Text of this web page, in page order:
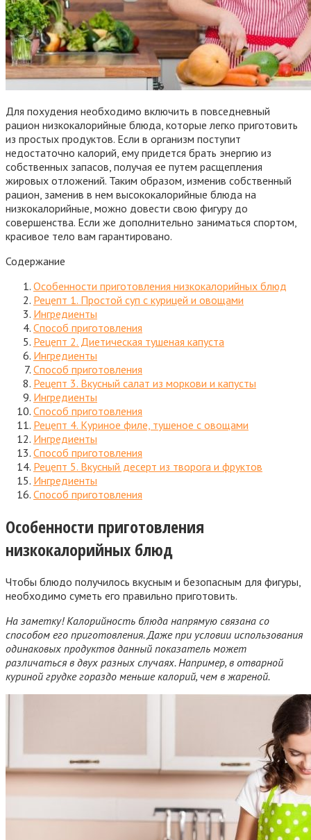
Для похудения необходимо включить в повседневный
рацион низкокалорийные блюда, которые легко приготовить
из простых продуктов. Если в организм поступит
недостаточно калорий, ему придется брать энергию из
собственных запасов, получая ее путем расщепления
жировых отложений. Таким образом, изменив собственный
рацион, заменив в нем высококалорийные блюда на
низкокалорийные, можно довести свою фигуру до
совершенства. Если же дополнительно заниматься спортом,
красивое тело вам гарантировано.
Содержание
Особенности приготовления низкокалорийных блюд
Рецепт 1. Простой суп с курицей и овощами
Ингредиенты
Способ приготовления
Рецепт 2. Диетическая тушеная капуста
Ингредиенты
Способ приготовления
Рецепт 3. Вкусный салат из моркови и капусты
Ингредиенты
Способ приготовления
Рецепт 4. Куриное филе, тушеное с овощами
Ингредиенты
Способ приготовления
Рецепт 5. Вкусный десерт из творога и фруктов
Ингредиенты
Способ приготовления
Особенности приготовления
низкокалорийных блюд
Чтобы блюдо получилось вкусным и безопасным для фигуры,
необходимо суметь его правильно приготовить.
На заметку! Калорийность блюда напрямую связана со
способом его приготовления. Даже при условии использования
одинаковых продуктов данный показатель может
различаться в двух разных случаях. Например, в отварной
куриной грудке гораздо меньше калорий, чем в жареной.